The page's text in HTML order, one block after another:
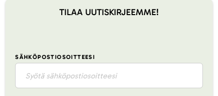
TILAA UUTISKIRJEEMME!
SÄHKÖPOSTIOSOITTEESI